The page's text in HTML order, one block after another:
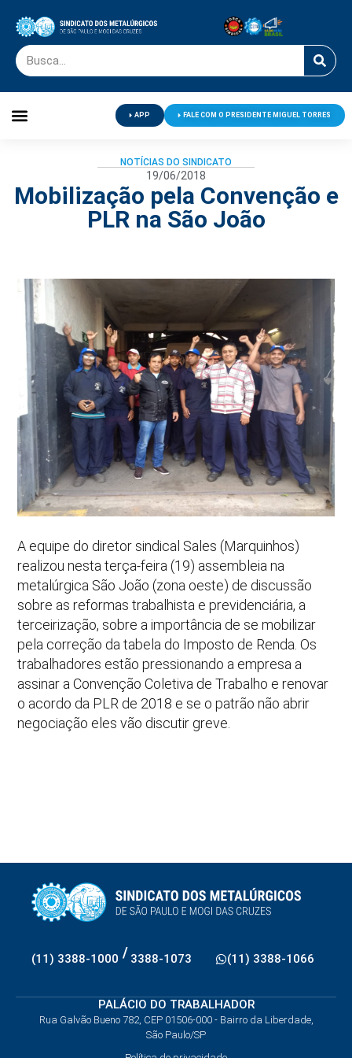
APP FALE COM O PRESIDENTE MIGUEL TORRES
NOTÍCIAS DO SINDICATO
19/06/2018
Mobilização pela Convenção e
PLR na São João
A equipe do diretor sindical Sales (Marquinhos)
realizou nesta terça-feira (19) assembleia na
metalúrgica São João (zona oeste) de discussão
sobre as reformas trabalhista e previdenciária, a
terceirização, sobre a importância de se mobilizar
pela correção da tabela do Imposto de Renda. Os
trabalhadores estão pressionando a empresa a
assinar a Convenção Coletiva de Trabalho e renovar
o acordo da PLR de 2018 e se o patrão não abrir
negociação eles vão discutir greve.
(11) 3388-1000 / 3388-1073 (11) 3388-1066
PALÁCIO DO TRABALHADOR
Rua Galvão Bueno 782, CEP 01506-000 - Bairro da Liberdade,
São Paulo/SP